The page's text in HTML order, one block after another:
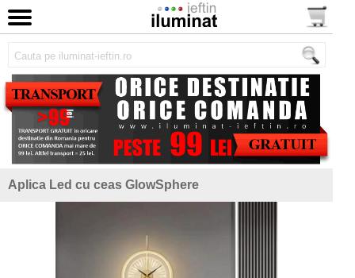
Aplica Led cu ceas GlowSphere